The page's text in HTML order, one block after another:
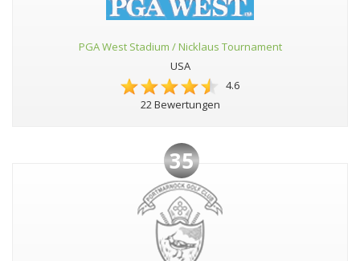
PGA West Stadium / Nicklaus Tournament
USA
4.6
22 Bewertungen
35